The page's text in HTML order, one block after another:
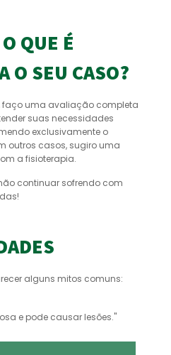
QUE É
O SEU CASO?
faço uma avaliação completa
suas necessidades
exclusivamente o
outros casos, sugiro uma
a fisioterapia.
continuar sofrendo com
alguns mitos comuns:
e pode causar lesões."